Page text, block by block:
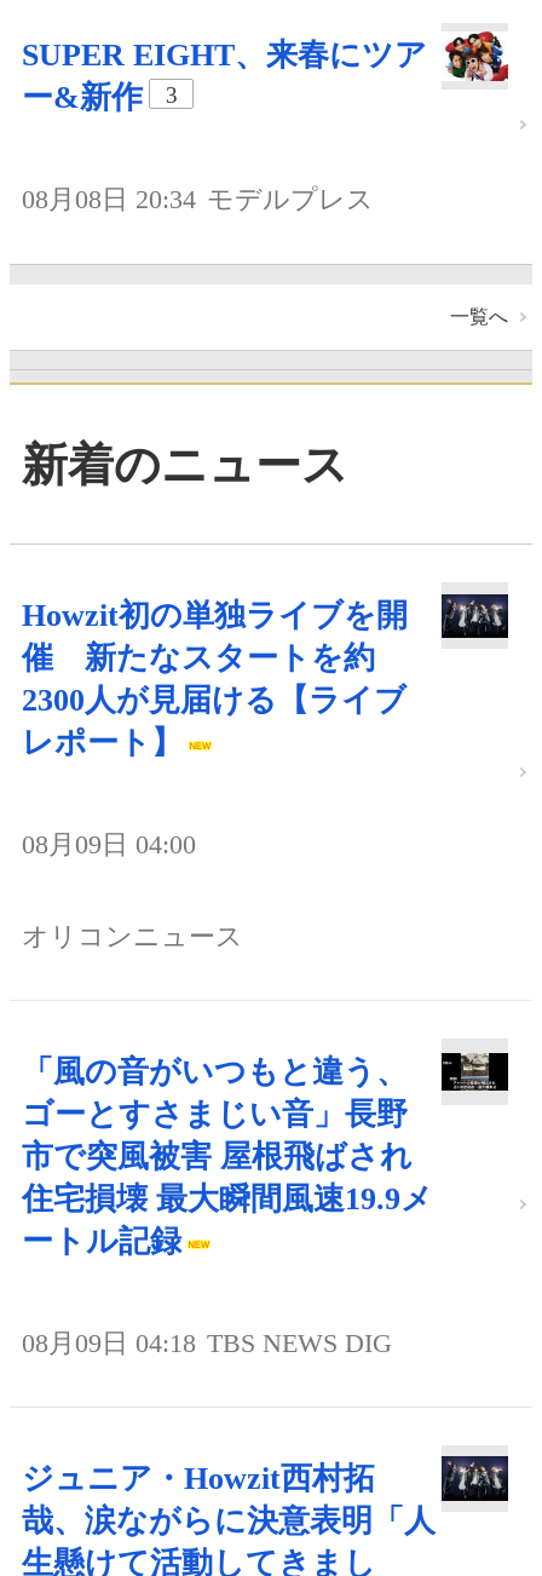
SUPER EIGHT、来春にツア
ー&新作
3
08月08日 20:34 モデルプレス
一覧へ
新着のニュース
Howzit初の単独ライブを開
催 新たなスタートを約
2300人が見届ける【ライブ
レポート】
08月09日 04:00
オリコンニュース
「風の音がいつもと違う、
ゴーとすさまじい音」長野
市で突風被害 屋根飛ばされ
住宅損壊 最大瞬間風速19.9メ
ートル記録
08月09日 04:18 TBS NEWS DIG
ジュニア・Howzit西村拓
哉、涙ながらに決意表明「人
生懸けて活動してきまし